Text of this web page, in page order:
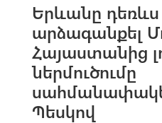
Երևանը դեռևս
արձագանքել
Հայաստանից
ներմուծումը
Պեսկով